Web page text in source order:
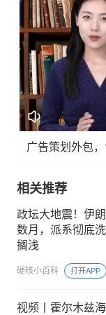
广告策划外包
相关推荐
政坛大地震！伊
数月，派系彻底
搁浅
硬核小百科 打开APP
视频丨霍尔木兹